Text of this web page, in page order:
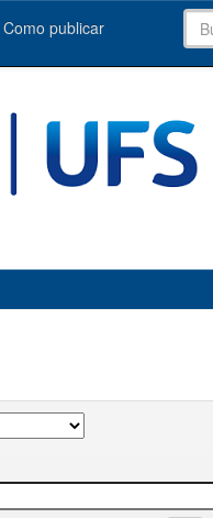
Como publicar